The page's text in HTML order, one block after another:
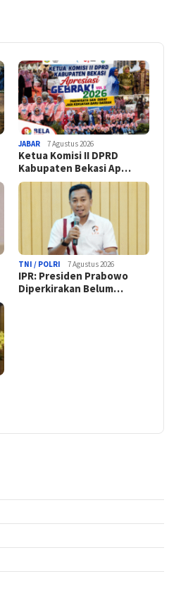
JABAR 7 Agustus 2026
Ketua Komisi II DPRD
Kabupaten Bekasi Ap…
TNI / POLRI 7 Agustus 2026
IPR: Presiden Prabowo
Diperkirakan Belum…